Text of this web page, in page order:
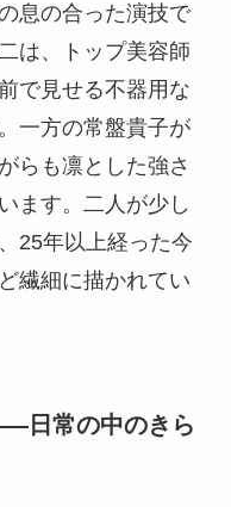
息の合った演技で
は、トップ美容師
で見せる不器用な
一方の常盤貴子が
らも凛とした強さ
ます。二人が少し
25年以上経った今
繊細に描かれてい
日常の中のきら